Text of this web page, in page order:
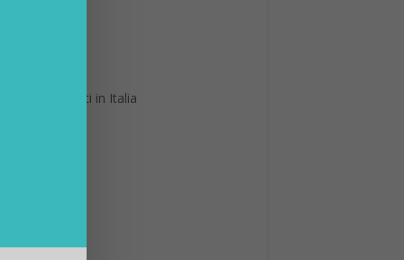
più retwittati in Italia